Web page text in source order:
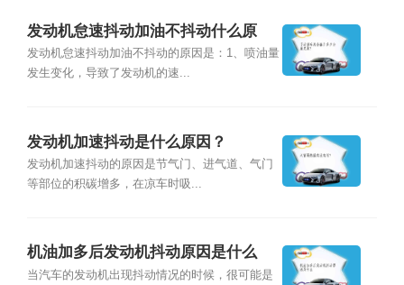
发动机怠速抖动加油不抖动什么原
因？
发动机怠速抖动加油不抖动的原因是：1、喷油量
发生变化，导致了发动机的速...
发动机加速抖动是什么原因？
发动机加速抖动的原因是节气门、进气道、气门
等部位的积碳增多，在凉车时吸...
机油加多后发动机抖动原因是什么
当汽车的发动机出现抖动情况的时候，很可能是